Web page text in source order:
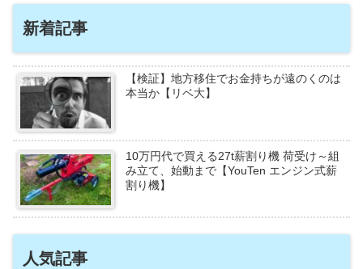
新着記事
【検証】地方移住でお金持ちが遠のくのは
本当か【リベ大】
10万円代で買える27t薪割り機 荷受け～組
み立て、始動まで【YouTen エンジン式薪
割り機】
人気記事